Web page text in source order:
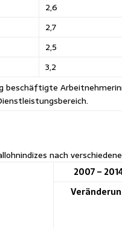
beschäftigte
2,6
2,7
2,5
3,2
nach
2007 –